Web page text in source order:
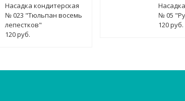
Насадка кондитерская
№ 023 "Тюльпан восемь
лепестков"
120 руб.
№ 05
120 руб.